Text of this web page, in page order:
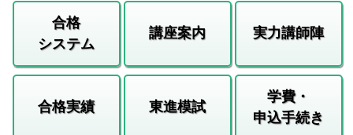
合格
システム
講座案内 実力講師陣
合格実績 東進模試
学費・
申込手続き